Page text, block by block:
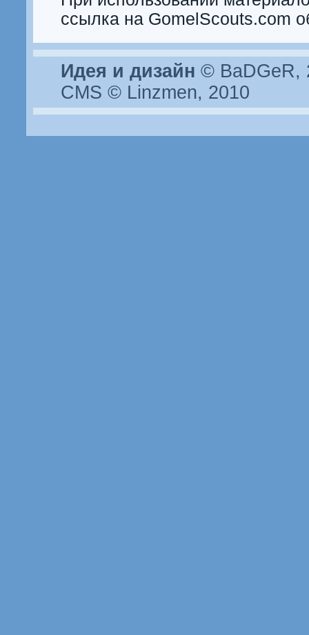
ссылка на GomelScouts.com
Идея и дизайн © BaDGeR,
CMS © Linzmen, 2010